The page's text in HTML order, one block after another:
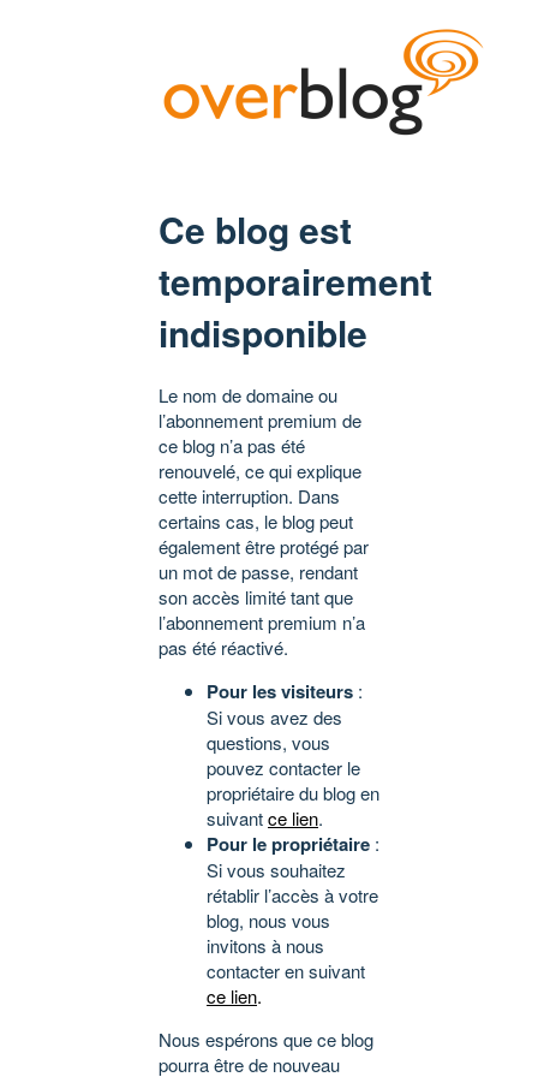
Ce blog est
temporairement
indisponible
Le nom de domaine ou
l’abonnement premium de
ce blog n’a pas été
renouvelé, ce qui explique
cette interruption. Dans
certains cas, le blog peut
également être protégé par
un mot de passe, rendant
son accès limité tant que
l’abonnement premium n’a
pas été réactivé.
Pour les visiteurs :
Si vous avez des
questions, vous
pouvez contacter le
propriétaire du blog en
suivantce lien.
Pour le propriétaire :
Si vous souhaitez
rétablir l’accès à votre
blog, nous vous
invitons à nous
contacter en suivant
ce lien.
Nous espérons que ce blog
pourra être de nouveau